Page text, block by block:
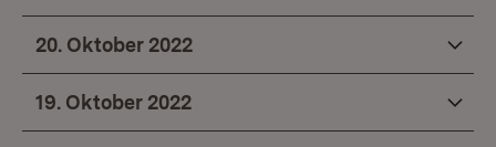
20. Oktober 2022
19. Oktober 2022